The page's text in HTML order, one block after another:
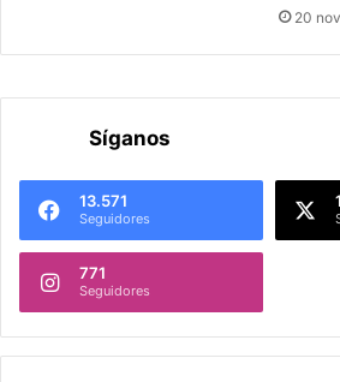
20
Síganos
13.571
Seguidores
771
Seguidores